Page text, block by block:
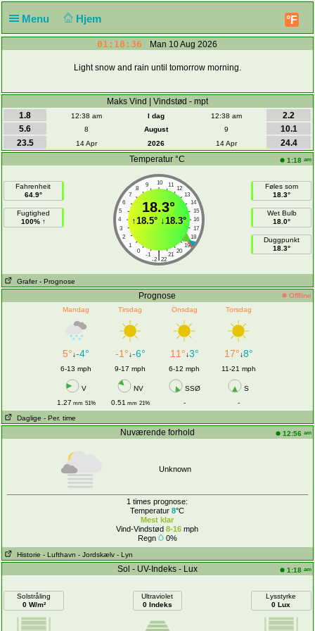
Menu Hjem °F
01:18:36 Man 10 Aug 2026
Light snow and rain until tomorrow morning.
Maks Vind | Vindstød - mpt
1.8
12:38 am I dag 12:38 am
2.2
5.6
8 August 9
10.1
23.5
14 Apr 2026 14 Apr
24.4
Temperatur °C
1:18 am
Fahrenheit
64.9°
Fugtighed
100% ↑
10
9 11
8
12
7
13
6
14
5
15
4
16
3
17
2
18
1
19
0
20
-1 21
|
-2 22
18.3°
↑18.5°↓18.3°
Føles som
18.3°
Wet Bulb
18.0°
Duggpunkt
18.3°
Grafer - Prognose
Prognose
Offline
Mandag
Tirsdag Onsdag Torsdag
5°↓-4° -1°↓-6° 11°↓3° 17°↓8°
6-13 mph 9-17 mph 6-12 mph 11-21 mph
V NV SSØ
S
1.27 mm 51% 0.51 mm 21% -
-
Daglige - Per. time
Nuværende forhold 12:56 am
Unknown
1 times prognose:
Temperatur8°C
Mest klar
Vind-Vindstød 8-16 mph
Regn
0%
Historie - Lufthavn - Jordskælv - Lyn
Sol - UV-Indeks - Lux 1:18 am
Solstråling
0 W/m²
Ultraviolet
0 Indeks
Lysstyrke
0 Lux